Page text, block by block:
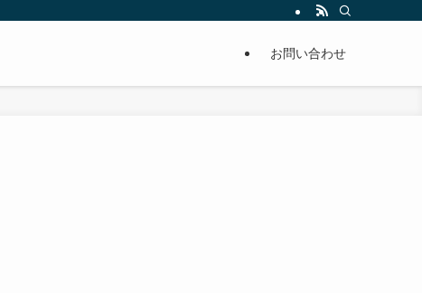
単に痩せることが出来るように分かりやすくまとめています。
お問い合わせ